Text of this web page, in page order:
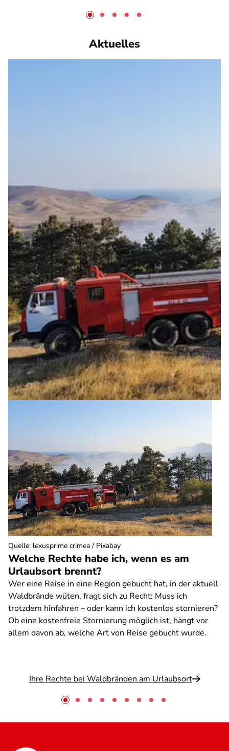
Aktuelles
Welche Rechte habe ich, wenn es am
Urlaubsort brennt?
Wer eine Reise in eine Region gebucht hat, in der aktuell
Waldbrände wüten, fragt sich zu Recht: Muss ich
trotzdem hinfahren – oder kann ich kostenlos stornieren?
Ob eine kostenfreie Stornierung möglich ist, hängt vor
allem davon ab, welche Art von Reise gebucht wurde.
Ihre Rechte bei Waldbränden am Urlaubsort
Quelle: lexusprime crimea / Pixabay